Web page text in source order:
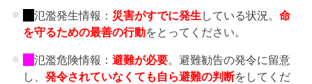
氾濫発生情報： 災害がすでに発生 している状況。 命
を守るための最善の行動をとってください。
氾濫危険情報： 避難が必要。避難勧告の発令に留意
し、 発令されていなくても自ら避難の判断をしてくだ